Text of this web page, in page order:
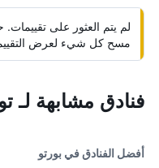
لم يتم العثور على
مسح كل شيء لعرض
فنادق مشابهة لـ
أفضل الفنادق في بورتو